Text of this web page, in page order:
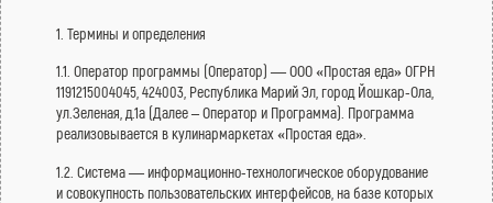
1. Термины и определения
1.1. Оператор программы (Оператор) — ООО «Простая еда» ОГРН
1191215004045, 424003, Республика Марий Эл, город Йошкар-Ола,
ул.Зеленая, д.1а (Далее – Оператор и Программа). Программа
реализовывается в кулинармаркетах «Простая еда».
1.2. Система — информационно-технологическое оборудование
и совокупность пользовательских интерфейсов, на базе которых